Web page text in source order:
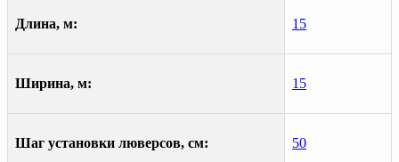
Длина, м: 15
Ширина, м: 15
Шаг установки люверсов, см: 50